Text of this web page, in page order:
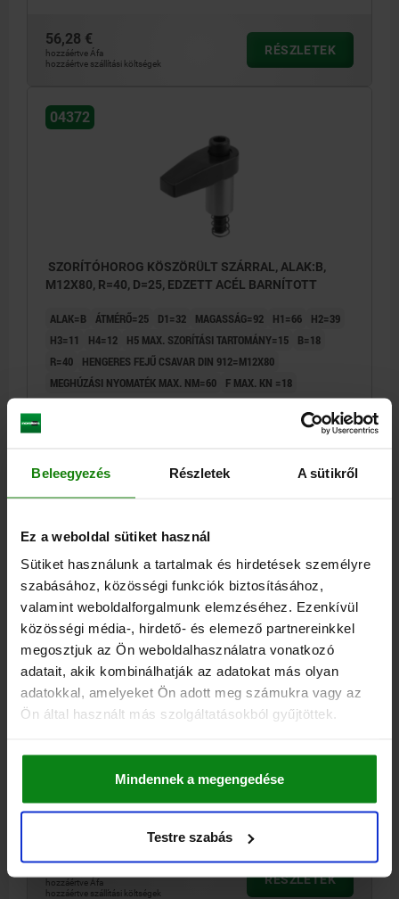
Beleegyezés Részletek A sütikről
Ez a weboldal sütiket használ
Sütiket használunk a tartalmak és hirdetések személyre
szabásához, közösségi funkciók biztosításához,
valamint weboldalforgalmunk elemzéséhez. Ezenkívül
közösségi média-, hirdető- és elemező partnereinkkel
megosztjuk az Ön weboldalhasználatra vonatkozó
adatait, akik kombinálhatják az adatokat más olyan
adatokkal, amelyeket Ön adott meg számukra vagy az
Ön által használt más szolgáltatásokból gyűjtöttek.
Mindennek a megengedése
Testre szabás
56,28 €
hozzáértve Áfa
hozzáértve szállítási költségek
RÉSZLETEK
04372
SZORÍTÓHOROG KÖSZÖRÜLT SZÁRRAL, ALAK:B,
M12X80, R=40, D=25, EDZETT ACÉL BARNÍTOTT
ALAK=B ÁTMÉRŐ=25 D1=32 MAGASSÁG=92 H1=66
H2=39
H3=11
H4=12 H5 MAX. SZORÍTÁSI TARTOMÁNY=15
B=18
R=40
HENGERES FEJŰ CSAVAR DIN 912=M12X80
MEGHÚZÁSI NYOMATÉK MAX. NM=60
F MAX. KN =18
hozzáértve Áfa
hozzáértve szállítási költségek
04372
SZORÍTÓHOROG KÖSZÖRÜLT SZÁRRAL, ALAK:B,
M12X80, R=50, D=25, EDZETT ACÉL BARNÍTOTT
H3=11 H4=12 H5 MAX. SZORÍTÁSI TARTOMÁNY=15 B=18
HENGERES FEJŰ CSAVAR DIN 912=M12X80
59,46 €
hozzáértve Áfa
hozzáértve szállítási költségek
RÉSZLETEK